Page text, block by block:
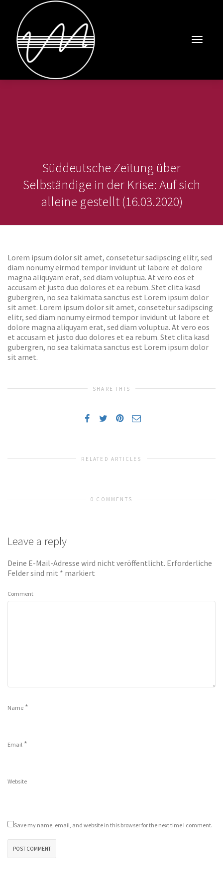
Süddeutsche Zeitung über
Selbständige in der Krise: Auf sich
alleine gestellt (16.03.2020)
Lorem ipsum dolor sit amet, consetetur sadipscing elitr, sed
diam nonumy eirmod tempor invidunt ut labore et dolore
magna aliquyam erat, sed diam voluptua. At vero eos et
accusam et justo duo dolores et ea rebum. Stet clita kasd
gubergren, no sea takimata sanctus est Lorem ipsum dolor
sit amet. Lorem ipsum dolor sit amet, consetetur sadipscing
elitr, sed diam nonumy eirmod tempor invidunt ut labore et
dolore magna aliquyam erat, sed diam voluptua. At vero eos
et accusam et justo duo dolores et ea rebum. Stet clita kasd
gubergren, no sea takimata sanctus est Lorem ipsum dolor
sit amet.
SHARE THIS
RELATED ARTICLES
0 COMMENTS
Leave a reply
Deine E-Mail-Adresse wird nicht veröffentlicht. Erforderliche
Felder sind mit * markiert
Comment
Name *
Email *
Website
Save my name, email, and website in this browser for the next time I comment.